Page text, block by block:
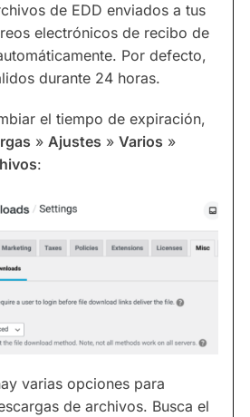
de EDD enviados a tus
electrónicos de recibo de
Por defecto,
durante 24 horas.
el tiempo de expiración,
» Ajustes » Varios »
:
varias opciones para
de archivos. Busca el